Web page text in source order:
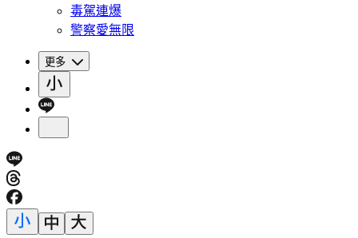
毒駕連爆
警察愛無限
更多